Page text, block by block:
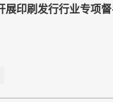
展印刷发行行业专项